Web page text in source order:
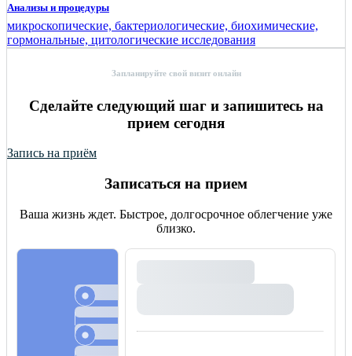
Анализы и процедуры
микроскопические, бактериологические, биохимические,
гормональные, цитологические исследования
Запланируйте свой визит онлайн
Сделайте следующий шаг и запишитесь на
прием сегодня
Запись на приём
Записаться на прием
Ваша жизнь ждет. Быстрое, долгосрочное облегчение уже
близко.